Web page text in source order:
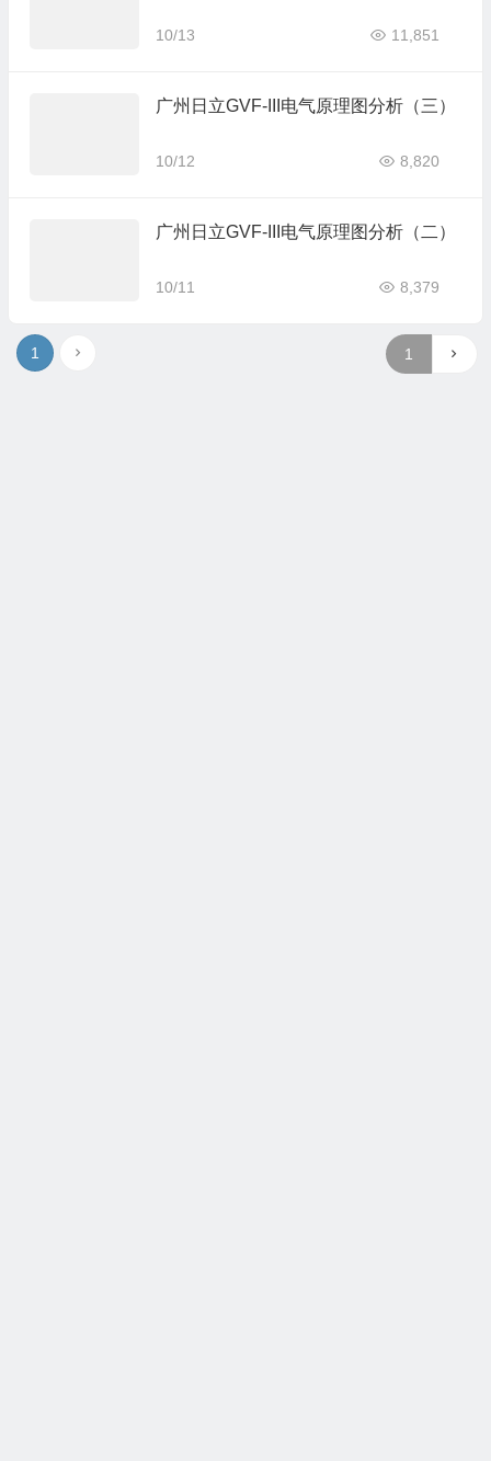
10/13 11,851
广州日立GVF-III电气原理图分析（三）
10/12 8,820
广州日立GVF-III电气原理图分析（二）
10/11 8,379
1